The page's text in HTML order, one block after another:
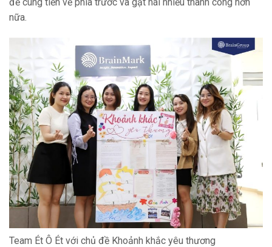
để cùng tiến về phía trước và gặt hái nhiều thành công hơn
nữa.
Team Ét Ô Ét với chủ đề Khoảnh khắc yêu thương